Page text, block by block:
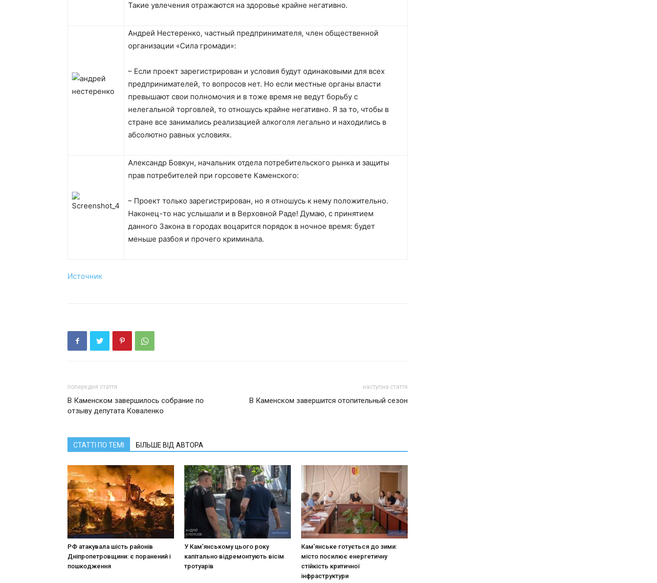
Такие увлечения отражаются на здоровье крайне негативно.
Андрей Нестеренко, частный предпринимателя, член общественной
организации «Сила громади»:
– Если проект зарегистрирован и условия будут одинаковыми для всех
предпринимателей, то вопросов нет. Но если местные органы власти
превышают свои полномочия и в тоже время не ведут борьбу с
нелегальной торговлей, то отношусь крайне негативно. Я за то, чтобы в
стране все занимались реализацией алкоголя легально и находились в
абсолютно равных условиях.
Александр Бовкун, начальник отдела потребительского рынка и защиты
прав потребителей при горсовете Каменского:
– Проект только зарегистрирован, но я отношусь к нему положительно.
Наконец-то нас услышали и в Верховной Раде! Думаю, с принятием
данного Закона в городах воцарится порядок в ночное время: будет
меньше разбоя и прочего криминала.
Источник
попередня стаття
В Каменском завершилось собрание по
отзыву депутата Коваленко
наступна стаття
В Каменском завершится отопительный сезон
СТАТТІ ПО ТЕМІ БІЛЬШЕ ВІД АВТОРА
РФ атакувала шість районів
Дніпропетровщини: є поранений і
пошкодження
У Кам’янському цього року
капітально відремонтують вісім
тротуарів
Кам’янське готується до зими:
місто посилює енергетичну
стійкість критичної
інфраструктури